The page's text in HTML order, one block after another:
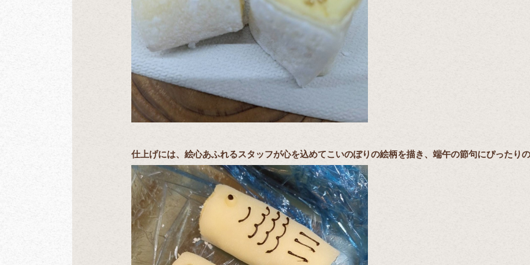
仕上げには、絵心あふれるスタッフが心を込めてこいのぼりの絵柄を描き、端午の節句にぴったり